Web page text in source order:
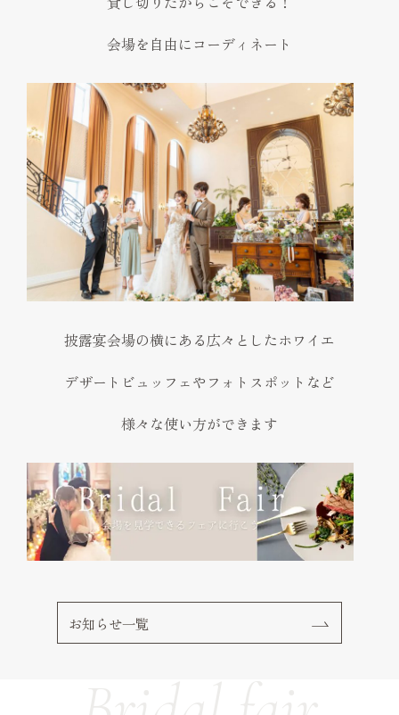
会場を自由にコーディネート
披露宴会場の横にある広々としたホワイエ
デザートビュッフェやフォトスポットなど
様々な使い方ができます
お知らせ一覧